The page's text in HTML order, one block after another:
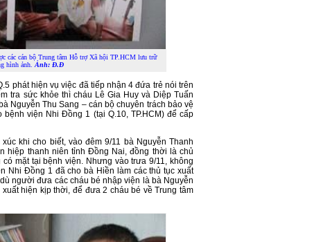
các cán bộ Trung tâm Hỗ trợ Xã hội TP.HCM lưu trữ
hình ảnh. Ảnh: Đ.Đ
phát hiện vụ việc đã tiếp nhận 4 đứa trẻ nói trên
tra sức khỏe thì cháu Lê Gia Huy và Diệp Tuấn
Nguyễn Thu Sang – cán bộ chuyên trách bảo vệ
bệnh viện Nhi Đồng 1 (tại Q.10, TP.HCM) để cấp
khi cho biết, vào đêm 9/11 bà Nguyễn Thanh
hiệp thanh niên tỉnh Đồng Nai, đồng thời là chủ
mặt tại bệnh viện. Nhưng vào trưa 9/11, không
Nhi Đồng 1 đã cho bà Hiền làm các thủ tục xuất
người đưa các cháu bé nhập viện là bà Nguyễn
hiện kịp thời, để đưa 2 cháu bé về Trung tâm